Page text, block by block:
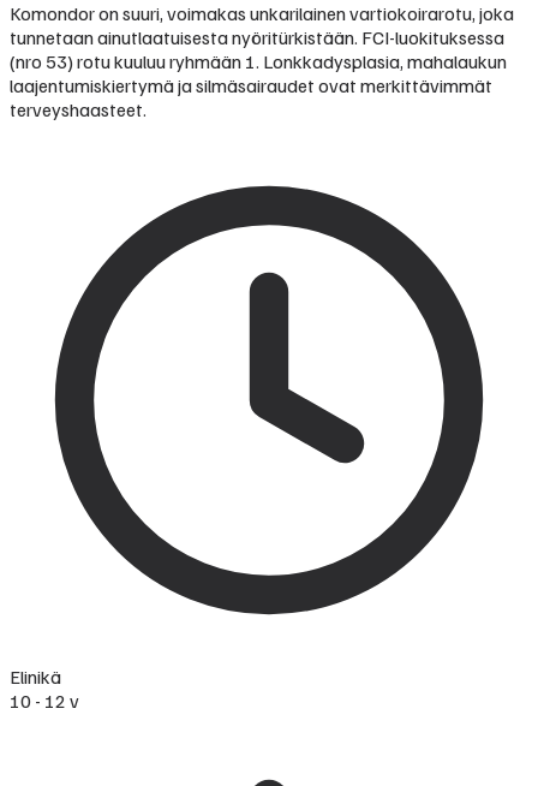
Komondor on suuri, voimakas unkarilainen vartiokoirarotu, joka
tunnetaan ainutlaatuisesta nyöritürkistään. FCI-luokituksessa
(nro 53) rotu kuuluu ryhmään 1. Lonkkadysplasia, mahalaukun
laajentumiskiertymä ja silmäsairaudet ovat merkittävimmät
terveyshaasteet.
Elinikä
10 - 12 v